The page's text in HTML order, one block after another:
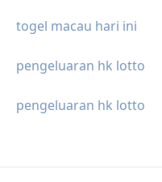
togel macau hari ini
pengeluaran hk lotto
pengeluaran hk lotto